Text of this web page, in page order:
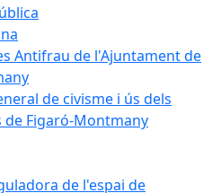
Antifrau de l'Ajuntament de
de civisme i ús dels
de Figaró-Montmany
de l'espai de